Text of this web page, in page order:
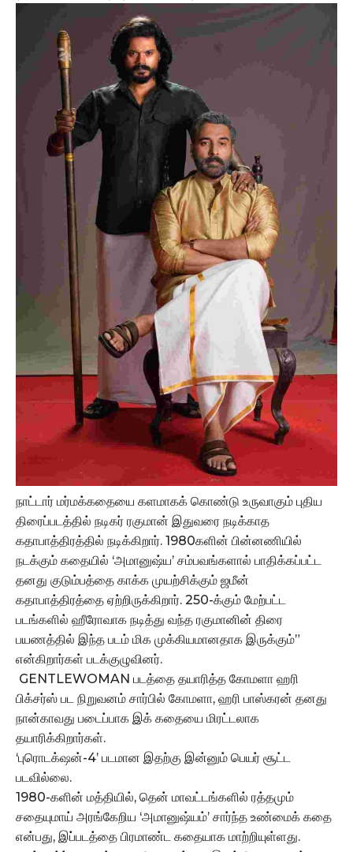
நாட்டார் மர்மக்கதையை களமாகக் கொண்டு உருவாகும் புதிய
திரைப்படத்தில் நடிகர் ரகுமான் இதுவரை நடிக்காத
கதாபாத்திரத்தில் நடிக்கிறார். 1980களின் பின்னணியில்
நடக்கும் கதையில் ‘அமானுஷ்ய’ சம்பவங்களால் பாதிக்கப்பட்ட
தனது குடும்பத்தை காக்க முயற்சிக்கும் ஜமீன்
கதாபாத்திரத்தை ஏற்றிருக்கிறார். 250-க்கும் மேற்பட்ட
படங்களில் ஹீரோவாக நடித்து வந்த ரகுமானின் திரை
பயணத்தில் இந்த படம் மிக முக்கியமானதாக இருக்கும்”
என்கிறார்கள் படக்குழுவினர்.
GENTLEWOMAN படத்தை தயாரித்த கோமளா ஹரி
பிக்சர்ஸ் பட நிறுவனம் சார்பில் கோமளா, ஹரி பாஸ்கரன் தனது
நான்காவது படைப்பாக இக் கதையை மிரட்டலாக
தயாரிக்கிறார்கள்.
‘புரொடக்‌ஷன்-4’ படமான இதற்கு இன்னும் பெயர் சூட்ட
படவில்லை.
1980-களின் மத்தியில், தென் மாவட்டங்களில் ரத்தமும்
சதையுமாய் அரங்கேறிய ‘அமானுஷ்யம்’ சார்ந்த உண்மைக் கதை
என்பது, இப்படத்தை பிரமாண்ட கதையாக மாற்றியுள்ளது.